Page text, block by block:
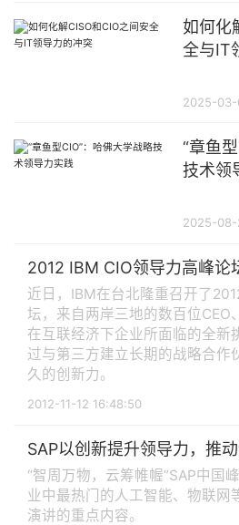
如何化
全与IT
2025-03-
“章鱼
技术领
2025-08-
2012 IBM CIO领导力高峰论
近日，IBM在台北隆重召开了
坛，来自两岸三地的数百位CEO
在互联经济下企业所面临的全新
过与第三方建立长期的战略合作
久的创新力。
2012-11-12 16:48:50
SAP以创新提升领导力，推
“智周万物，云筹帷幄”SAP中国
业中最热门的人工智能、物联网
演讲的重点内容。